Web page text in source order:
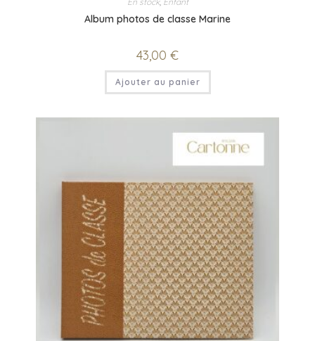
Album photos de classe Marine
43,00 €
Ajouter au panier